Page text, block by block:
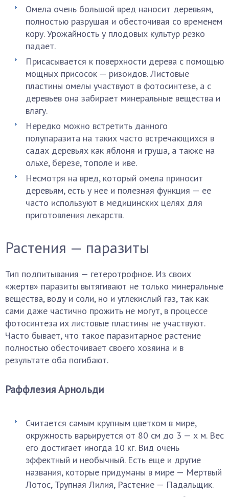
Омела очень большой вред наносит деревьям,
полностью разрушая и обесточивая со временем
кору. Урожайность у плодовых культур резко
падает.
Присасывается к поверхности дерева с помощью
мощных присосок — ризоидов. Листовые
пластины омелы участвуют в фотосинтезе, а с
деревьев она забирает минеральные вещества и
влагу.
Нередко можно встретить данного
полупаразита на таких часто встречающихся в
садах деревьях как яблоня и груша, а также на
ольхе, березе, тополе и иве.
Несмотря на вред, который омела приносит
деревьям, есть у нее и полезная функция — ее
часто используют в медицинских целях для
приготовления лекарств.
Растения — паразиты
Тип подпитывания — гетеротрофное. Из своих
«жертв» паразиты вытягивают не только минеральные
вещества, воду и соли, но и углекислый газ, так как
сами даже частично прожить не могут, в процессе
фотосинтеза их листовые пластины не участвуют.
Часто бывает, что такое паразитарное растение
полностью обесточивает своего хозяина и в
результате оба погибают.
Раффлезия Арнольди
Считается самым крупным цветком в мире,
окружность варьируется от 80 см до 3 — х м. Вес
его достигает иногда 10 кг. Вид очень
эффектный и необычный. Есть еще и другие
названия, которые придуманы в мире — Мертвый
Лотос, Трупная Лилия, Растение — Падальщик.